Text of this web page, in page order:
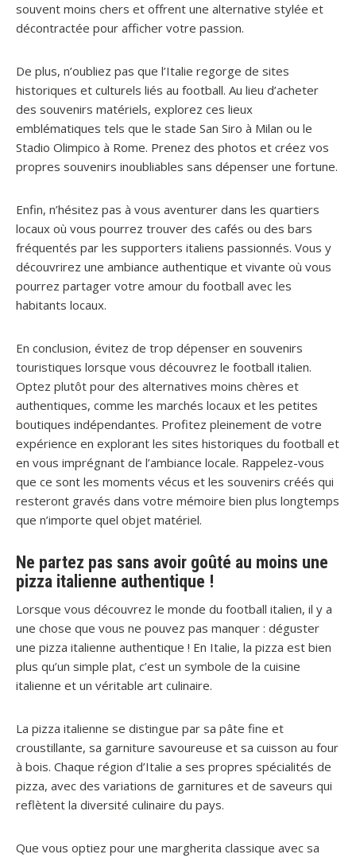
souvent moins chers et offrent une alternative stylée et
décontractée pour afficher votre passion.
De plus, n’oubliez pas que l’Italie regorge de sites
historiques et culturels liés au football. Au lieu d’acheter
des souvenirs matériels, explorez ces lieux
emblématiques tels que le stade San Siro à Milan ou le
Stadio Olimpico à Rome. Prenez des photos et créez vos
propres souvenirs inoubliables sans dépenser une fortune.
Enfin, n’hésitez pas à vous aventurer dans les quartiers
locaux où vous pourrez trouver des cafés ou des bars
fréquentés par les supporters italiens passionnés. Vous y
découvrirez une ambiance authentique et vivante où vous
pourrez partager votre amour du football avec les
habitants locaux.
En conclusion, évitez de trop dépenser en souvenirs
touristiques lorsque vous découvrez le football italien.
Optez plutôt pour des alternatives moins chères et
authentiques, comme les marchés locaux et les petites
boutiques indépendantes. Profitez pleinement de votre
expérience en explorant les sites historiques du football et
en vous imprégnant de l’ambiance locale. Rappelez-vous
que ce sont les moments vécus et les souvenirs créés qui
resteront gravés dans votre mémoire bien plus longtemps
que n’importe quel objet matériel.
Ne partez pas sans avoir goûté au moins une
pizza italienne authentique !
Lorsque vous découvrez le monde du football italien, il y a
une chose que vous ne pouvez pas manquer : déguster
une pizza italienne authentique ! En Italie, la pizza est bien
plus qu’un simple plat, c’est un symbole de la cuisine
italienne et un véritable art culinaire.
La pizza italienne se distingue par sa pâte fine et
croustillante, sa garniture savoureuse et sa cuisson au four
à bois. Chaque région d’Italie a ses propres spécialités de
pizza, avec des variations de garnitures et de saveurs qui
reflètent la diversité culinaire du pays.
Que vous optiez pour une margherita classique avec sa